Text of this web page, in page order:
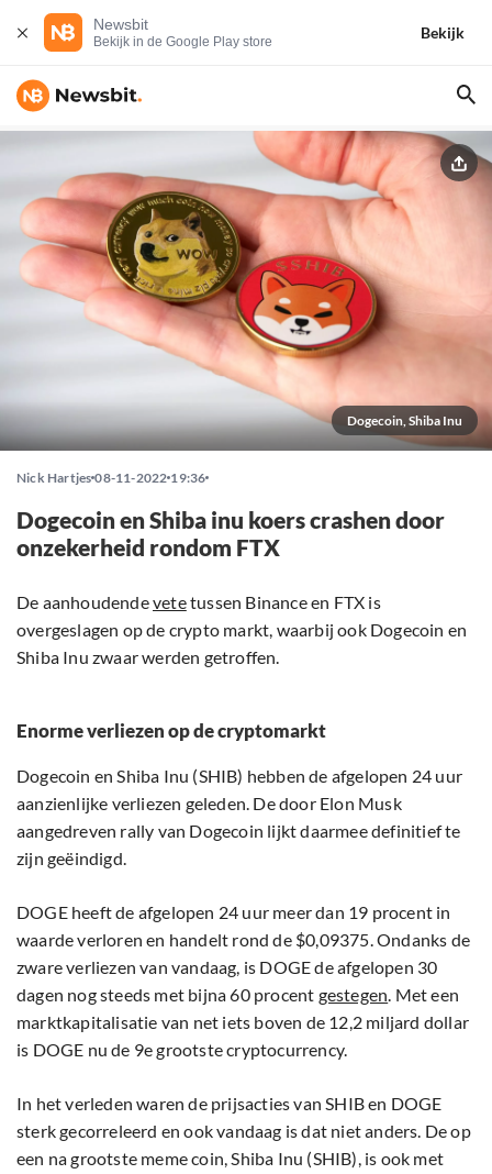
Newsbit
Bekijk in de Google Play store
Bekijk
Dogecoin, Shiba Inu
Nick Hartjes 08-11-2022 19:36
Dogecoin en Shiba inu koers crashen door
onzekerheid rondom FTX
De aanhoudendevetetussen Binance en FTX is
overgeslagen op de crypto markt, waarbij ook Dogecoin en
Shiba Inu zwaar werden getroffen.
Enorme verliezen op de cryptomarkt
Dogecoin en Shiba Inu (SHIB) hebben de afgelopen 24 uur
aanzienlijke verliezen geleden. De door Elon Musk
aangedreven rally van Dogecoin lijkt daarmee definitief te
zijn geëindigd.
DOGE heeft de afgelopen 24 uur meer dan 19 procent in
waarde verloren en handelt rond de $0,09375. Ondanks de
zware verliezen van vandaag, is DOGE de afgelopen 30
dagen nog steeds met bijna 60 procent gestegen. Met een
marktkapitalisatie van net iets boven de 12,2 miljard dollar
is DOGE nu de 9e grootste cryptocurrency.
In het verleden waren de prijsacties van SHIB en DOGE
sterk gecorreleerd en ook vandaag is dat niet anders. De op
een na grootste meme coin, Shiba Inu (SHIB), is ook met